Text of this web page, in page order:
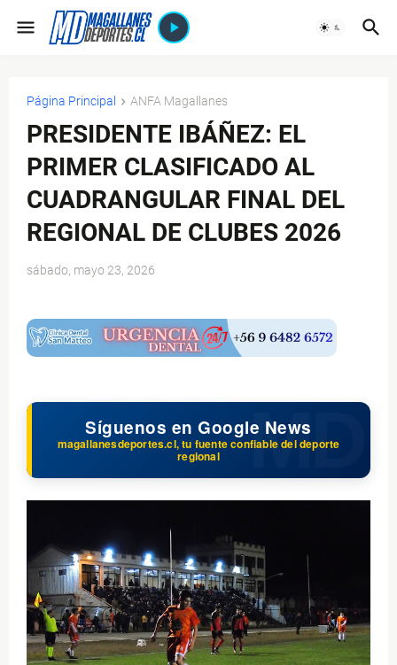
Página Principal ANFA Magallanes
PRESIDENTE IBÁÑEZ: EL
PRIMER CLASIFICADO AL
CUADRANGULAR FINAL DEL
REGIONAL DE CLUBES 2026
sábado, mayo 23, 2026
Síguenos en Google News
magallanesdeportes.cl, tu fuente confiable del deporte
regional